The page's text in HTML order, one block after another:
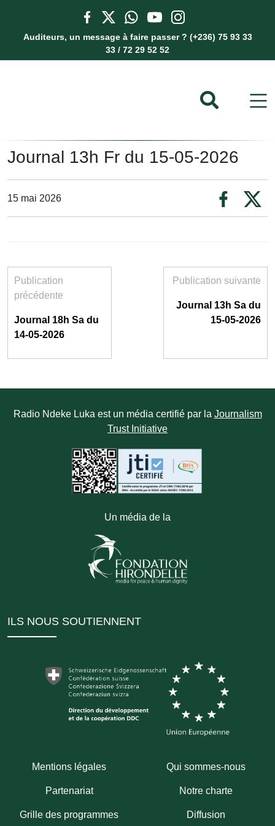
Auditeurs, un message à faire passer ? (+236) 75 93 33
33 / 72 29 52 52
Journal 13h Fr du 15-05-2026
15 mai 2026
Publication
précédente
Journal 18h Sa du
14-05-2026
Publication suivante
Journal 13h Sa du
15-05-2026
Radio Ndeke Luka est un média certifié par la Journalism
Trust Initiative
Un média de la
ILS NOUS SOUTIENNENT
Mentions légales Qui sommes-nous
Partenariat Notre charte
Grille des programmes Diffusion